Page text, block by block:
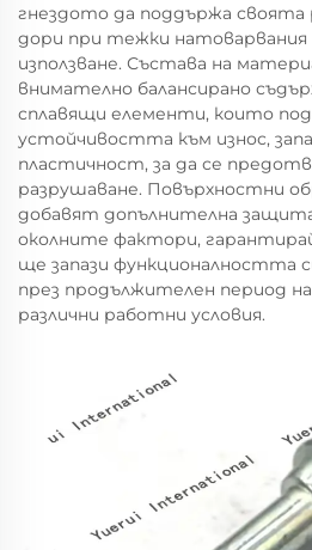
гнездото да поддържа
дори при тежки
използване. Състава на
внимателно балансирано
сплавящи елементи, които
устойчивостта към износ,
пластичност, за да се
разрушаване. Повърхностни
добавят допълнителна
околните фактори,
ще запази функционалността
през продължителен период на
различни работни условия.